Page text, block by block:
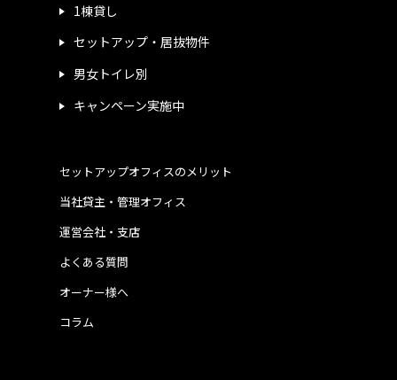
1棟貸し
セットアップ・居抜物件
男女トイレ別
キャンペーン実施中
運営会社・支店
よくある質問
当社貸主・管理オフィス
オーナー様へ
コラム
セットアップオフィスのメリット